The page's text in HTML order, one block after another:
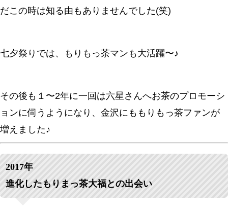
だこの時は知る由もありませんでした(笑)
七夕祭りでは、もりもっ茶マンも大活躍〜♪
その後も１〜2年に一回は六星さんへお茶のプロモーシ
ョンに伺うようになり、金沢にももりもっ茶ファンが
増えました♪
2017年
進化したもりまっ茶大福との出会い